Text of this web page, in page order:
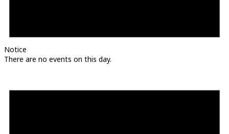
Notice
There are no events on this day.